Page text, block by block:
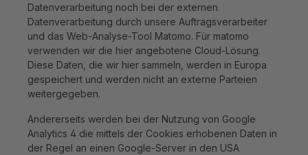
Datenverarbeitung noch bei der externen
Datenverarbeitung durch unsere Auftragsverarbeiter
und das Web-Analyse-Tool Matomo. Für matomo
verwenden wir die hier angebotene Cloud-Lösung.
Diese Daten, die wir hier sammeln, werden in Europa
gespeichert und werden nicht an externe Parteien
weitergegeben.
Andererseits werden bei der Nutzung von Google
Analytics 4 die mittels der Cookies erhobenen Daten in
der Regel an einen Google-Server in den USA